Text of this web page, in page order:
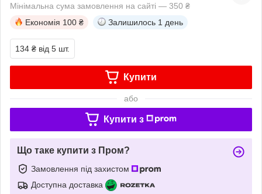
Мінімальна сума замовлення на сайті — 350 ₴
Економія 100 ₴ Залишилось 1 день
134 ₴ від 5 шт.
Купити
або
Купити з
Що таке купити з Пром?
Замовлення під захистом
Доступна доставка